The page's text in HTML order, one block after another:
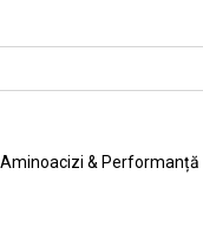
Aminoacizi & Performanță